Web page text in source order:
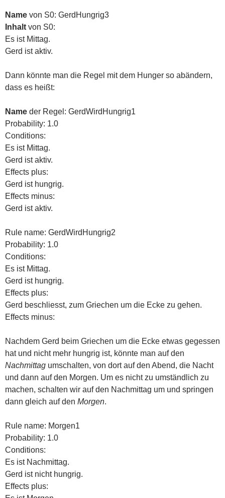
Name von S0: GerdHungrig3
Inhalt von S0:
Es ist Mittag.
Gerd ist aktiv.
Dann könnte man die Regel mit dem Hunger so abändern,
dass es heißt:
Name der Regel: GerdWirdHungrig1
Probability: 1.0
Conditions:
Es ist Mittag.
Gerd ist aktiv.
Effects plus:
Gerd ist hungrig.
Effects minus:
Gerd ist aktiv.
Rule name: GerdWirdHungrig2
Probability: 1.0
Conditions:
Es ist Mittag.
Gerd ist hungrig.
Effects plus:
Gerd beschliesst, zum Griechen um die Ecke zu gehen.
Effects minus:
Nachdem Gerd beim Griechen um die Ecke etwas gegessen
hat und nicht mehr hungrig ist, könnte man auf den
Nachmittag umschalten, von dort auf den Abend, die Nacht
und dann auf den Morgen. Um es nicht zu umständlich zu
machen, schalten wir auf den Nachmittag um und springen
dann gleich auf den Morgen.
Rule name: Morgen1
Probability: 1.0
Conditions:
Es ist Nachmittag.
Gerd ist nicht hungrig.
Effects plus: